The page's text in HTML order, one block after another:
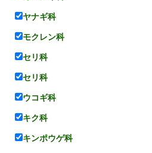
ダイダイ
テリハザンショウ
ュウミヤマシキミ
ショウ
ヤナギ科
モクレン科
セリ科
セリ科
ウコギ科
キク科
キンポウゲ科